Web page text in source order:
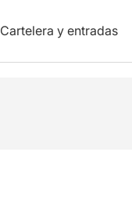
Cartelera y entradas